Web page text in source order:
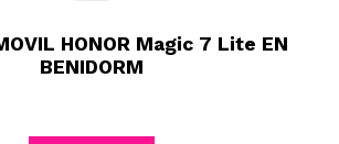
HONOR Magic 7 Lite EN
BENIDORM